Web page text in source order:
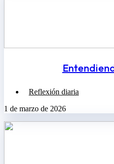
Reflexión diaria
1 de marzo de 2026